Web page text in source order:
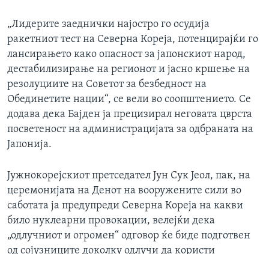
„Лидерите заеднички најостро го осудија
ракетниот тест на Северна Кореја, потенцирајќи го
лансирањето како опасност за јапонскиот народ,
дестабилизирање на регионот и јасно кршење на
резолуциите на Советот за безбедност на
Обединетите нации“, се вели во соопштението. Се
додава дека Бајден ја прецизирал неговата цврста
посветеност на администрацијата за одбраната на
Јапонија.
Јужнокорејскиот претседател Јун Сук Јеол, пак, на
церемонијата на Денот на вооружените сили во
саботата ја предупреди Северна Кореја на какви
било нуклеарни провокации, велејќи дека
„одлучниот и огромен“ одговор ќе биде подготвен
од сојузниците доколку одлучи да користи